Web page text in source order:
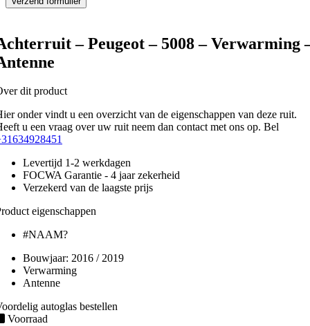
– Peugeot – 5008 – Verwarming
dit product
onder vindt u een overzicht van de eigenschappen van deze ruit.
u een vraag over uw ruit neem dan contact met ons op. Bel
Levertijd 1-2 werkdagen
FOCWA Garantie - 4 jaar zekerheid
Verzekerd van de laagste prijs
eigenschappen
#NAAM?
Bouwjaar: 2016 / 2019
Verwarming
Antenne
autoglas bestellen
Voorraad